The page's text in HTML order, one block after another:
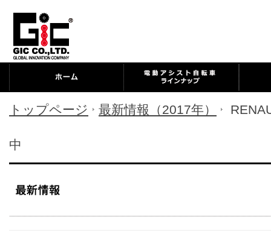
トップページ 最新情報（2017年）
中